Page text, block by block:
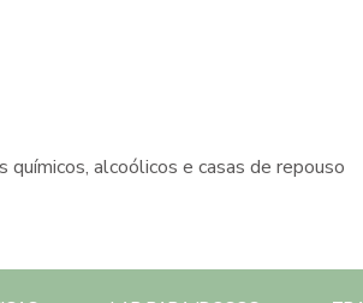
químicos, alcoólicos e casas de repouso